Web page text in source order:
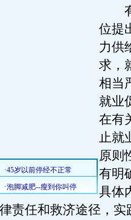
有
位提
力供
求，
相当
就业
在有
止就
原则
有明
具体
责任和救济途径，实